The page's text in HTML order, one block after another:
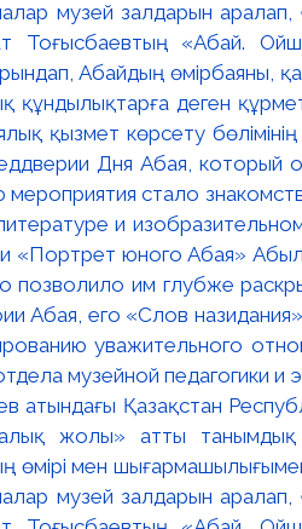
атындағы Қазақстан
жолы» атты
өмірі мен
музей залдарын аралап,